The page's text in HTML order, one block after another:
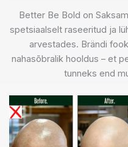
Better Be Bold on
spetsiaalselt raseeritud ja
arvestades. Brändi
nahasõbralik hooldus – et
tunneks end